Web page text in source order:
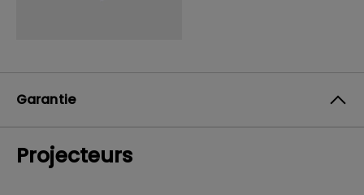
Garantie
Projecteurs